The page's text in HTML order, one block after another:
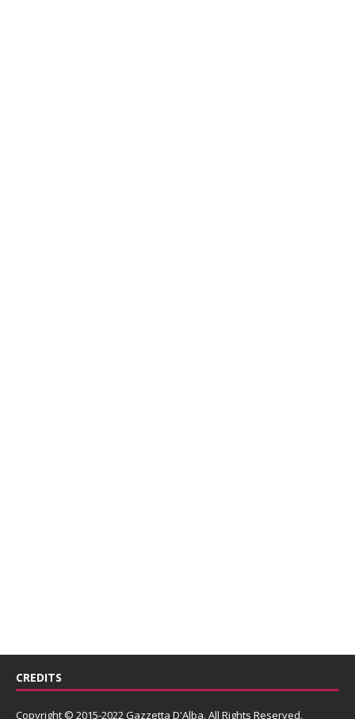
CREDITS
Copyright © 2015-2022 Gazzetta D'Alba. All Rights Reserved.